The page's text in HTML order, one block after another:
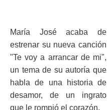
María José acaba de
estrenar su nueva canción
"Te voy a arrancar de mi",
un tema de su autoría que
habla de una historia de
desamor, de un ingrato
que le rompió el corazón.